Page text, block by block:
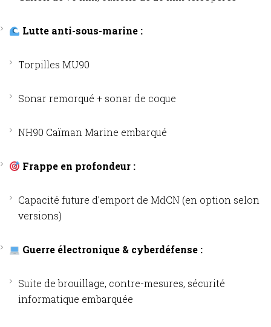
Lutte anti-sous-marine :
Torpilles MU90
Sonar remorqué + sonar de coque
NH90 Caïman Marine embarqué
Frappe en profondeur :
Capacité future d’emport de MdCN (en option selon
versions)
Guerre électronique & cyberdéfense :
Suite de brouillage, contre-mesures, sécurité
informatique embarquée